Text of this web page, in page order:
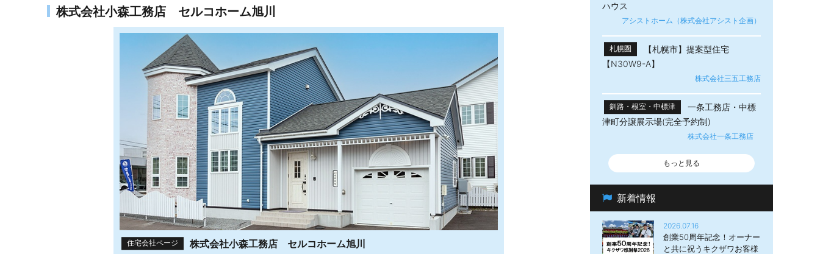
株式会社小森工務店 セルコホーム旭川
住宅会社ページ
株式会社小森工務店 セルコホーム旭川
ハウス
アシストホーム（株式会社アシスト企画）
札幌圏
【札幌市】提案型住宅
【N30W9-A】
株式会社三五工務店
釧路・根室・中標津
一条工務店・中標
津町分譲展示場(完全予約制)
株式会社一条工務店
もっと見る
新着情報
2026.07.16
創業50周年記念！オーナー
と共に祝うキクザワお客様